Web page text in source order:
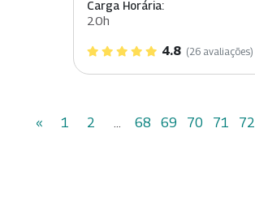
Carga Horária:
20h
4.8 (26 avaliações)
« 1 2 ... 68 69 70 71 72